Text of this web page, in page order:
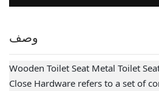
وصف
Wooden Toilet Seat Metal Toilet
Close Hardware refers to a set of